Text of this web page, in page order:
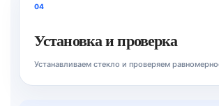
04
Установка и проверка
Устанавливаем стекло и проверяем